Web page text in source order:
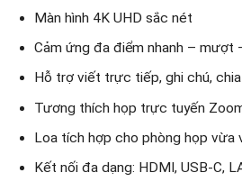
Màn hình 4K UHD sắc nét
Cảm ứng đa điểm nhanh – mượt
Hỗ trợ viết trực tiếp, ghi chú,
Tương thích họp trực tuyến
Loa tích hợp cho phòng họp vừa
Kết nối đa dạng: HDMI, USB-C,